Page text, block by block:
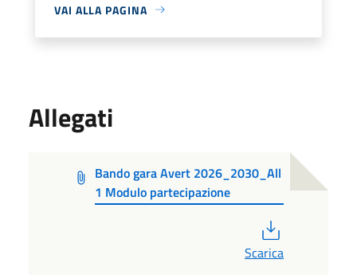
VAI ALLA PAGINA
Allegati
Bando gara Avert 2026_2030_All
1 Modulo partecipazione
Scarica